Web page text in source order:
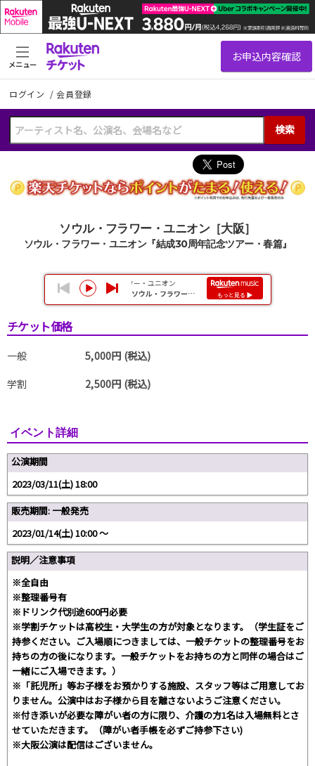
ログイン /会員登録
検索
メニュー
ソウル・フラワー・ユニオン［大阪］
ソウル・フラワー・ユニオン『結成30周年記念ツアー・春篇』
チケット価格
一般
5,000円 (税込)
学割
2,500円 (税込)
イベント詳細
公演期間
2023/03/11(土) 18:00
販売期間: 一般発売
2023/01/14(土) 10:00 〜
説明／注意事項
※全自由
※整理番号有
※ドリンク代別途600円必要
※学割チケットは高校生・大学生の方が対象となります。（学生証をご
持参ください。ご入場順につきましては、一般チケットの整理番号をお
持ちの方の後になります。一般チケットをお持ちの方と同伴の場合はご
一緒にご入場できます。）
※「託児所」等お子様をお預かりする施設、スタッフ等はご用意してお
りません。公演中はお子様から目を離さないようご注意ください。
※付き添いが必要な障がい者の方に限り、介護の方1名は入場無料とさ
せていただきます。（障がい者手帳を必ずご持参下さい)
※大阪公演は配信はございません。